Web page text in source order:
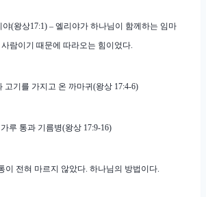
(왕상17:1) – 엘리야가 하나님이 함께하는 임마
람이기 때문에 따라오는 힘이었다.
고기를 가지고 온 까마귀(왕상 17:4-6)
루 통과 기름병(왕상 17:9-16)
이 전혀 마르지 않았다. 하나님의 방법이다.